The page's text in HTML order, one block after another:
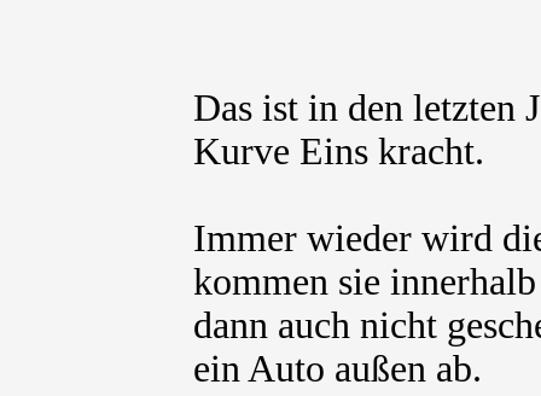
Das ist in den letzten
Kurve Eins kracht.
Immer wieder wird
kommen sie
dann auch nicht
ein Auto außen ab.